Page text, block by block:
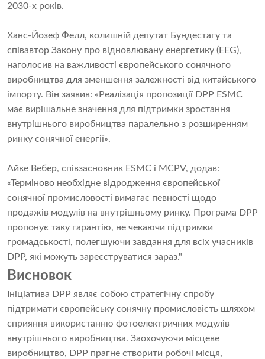
2030-х років.
Ханс-Йозеф Фелл, колишній депутат Бундестагу та
співавтор Закону про відновлювану енергетику (EEG),
наголосив на важливості європейського сонячного
виробництва для зменшення залежності від китайського
імпорту. Він заявив: «Реалізація пропозиції DPP ESMC
має вирішальне значення для підтримки зростання
внутрішнього виробництва паралельно з розширенням
ринку сонячної енергії».
Айке Вебер, співзасновник ESMC і MCPV, додав:
«Терміново необхідне відродження європейської
сонячної промисловості вимагає певності щодо
продажів модулів на внутрішньому ринку. Програма DPP
пропонує таку гарантію, не чекаючи підтримки
громадськості, полегшуючи завдання для всіх учасників
DPP, які можуть зареєструватися зараз."
Висновок
Ініціатива DPP являє собою стратегічну спробу
підтримати європейську сонячну промисловість шляхом
сприяння використанню фотоелектричних модулів
внутрішнього виробництва. Заохочуючи місцеве
виробництво, DPP прагне створити робочі місця,